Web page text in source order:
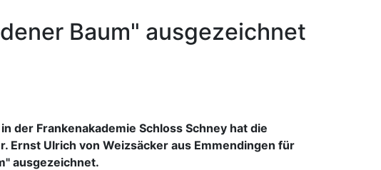
Baum" ausgezeichnet
der Frankenakademie Schloss Schney hat die
Ernst Ulrich von Weizsäcker aus Emmendingen für
ausgezeichnet.